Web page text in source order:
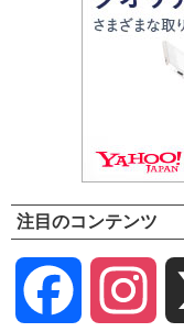
注目のコンテンツ
Facebook